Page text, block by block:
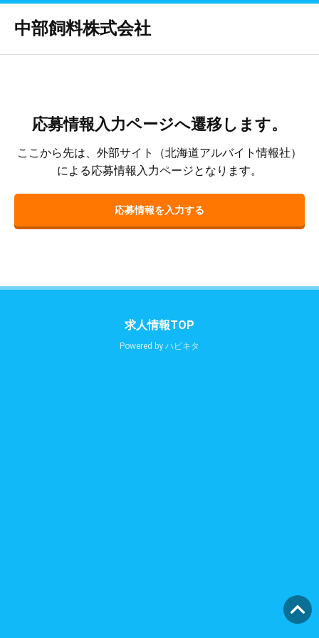
中部飼料株式会社
応募情報入力ページへ遷移します。
ここから先は、外部サイト（北海道アルバイト情報社）
による応募情報入力ページとなります。
応募情報を入力する
求人情報TOP
Powered by ハピキタ